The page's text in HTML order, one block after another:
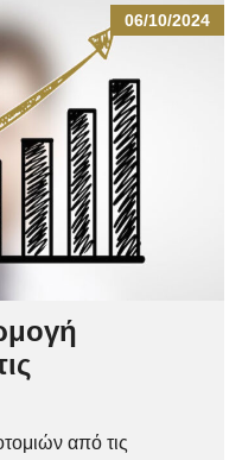
06/10/2024
από τις